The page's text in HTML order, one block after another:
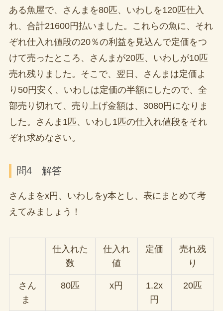
ある魚屋で、さんまを80匹、いわしを120匹仕入
れ、合計21600円払いました。これらの魚に、それ
ぞれ仕入れ値段の20％の利益を見込んで定価をつ
けて売ったところ、さんまが20匹、いわしが10匹
売れ残りました。そこで、翌日、さんまは定価よ
り50円安く、いわしは定価の半額にしたので、全
部売り切れて、売り上げ金額は、3080円になりま
した。さんま1匹、いわし1匹の仕入れ値段をそれ
ぞれ求めなさい。
問4 解答
さんまをx円、いわしをy本とし、表にまとめて考
えてみましょう！
仕入れた
数
仕入れ
値
定価
売れ残
り
さん
ま
80匹 x円
1.2x
円
20匹